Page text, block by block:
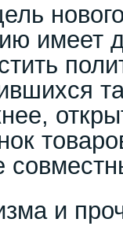
имеет
и